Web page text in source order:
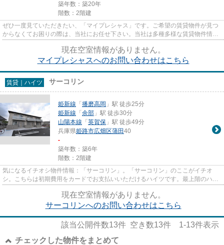
築年数：築20年
階数：2階建
ぜひ一度見ていただきたい、「マイプレシャス」です。ご希望の賃貸物件が見つ
からなくてお困りの際は、当社にお任せ下さい。当社は多種多様な賃貸物件情報
を取り扱っているので、きっ...
現在空室情報がありません。
マイプレシャスへのお問い合わせはこちら
賃貸｜ハイツ サーコリン
姫新線 「播磨高岡 」駅 徒歩25分
姫新線 「余部 」駅 徒歩30分
山陽本線 「英賀保 」駅 徒歩49分
兵庫県姫路市広畑区蒲田40
-
築年数：築6年
階数：2階建
気になるイチオシ物件情報：「サーコリン」。「サーコリン」のここがイチオ
シ。こちらは初期費用をカードでお支払いいただけるハイツです。最上階のハイ
ツです。当社は、お客様のご希...
現在空室情報がありません。
サーコリンへのお問い合わせはこちら
該当公開件数13件 空き数13件 1-13件表示
チェックした物件をまとめて